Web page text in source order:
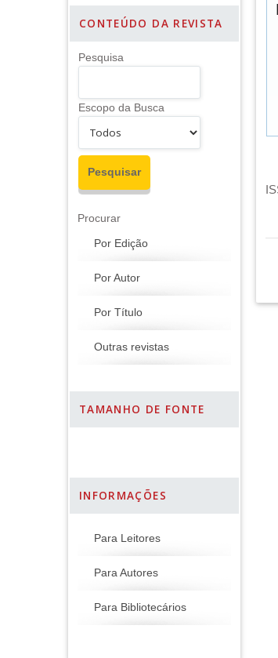
CONTEÚDO DA REVISTA
Pesquisa
Escopo da Busca
Procurar
Por Edição
Por Autor
Por Título
Outras revistas
TAMANHO DE FONTE
INFORMAÇÕES
Para Leitores
Para Autores
Para Bibliotecários